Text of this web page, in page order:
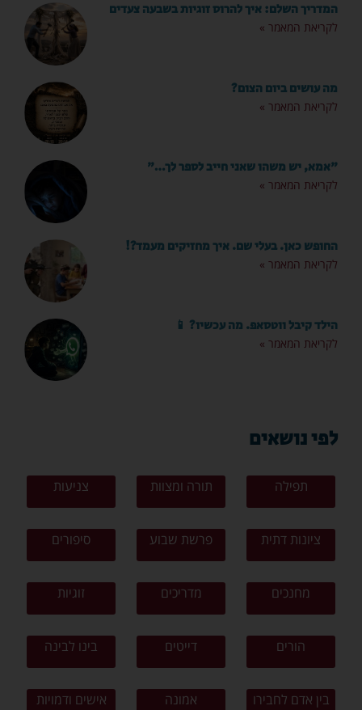
המדריך השלם: איך להרוס זוגיות בשבעה צעדים
לקריאת המאמר »
מה עושים ביום הצום?
לקריאת המאמר »
"אמא, יש משהו שאני חייב לספר לך…"
לקריאת המאמר »
החופש כאן. בעלי שם. איך מחזיקים מעמד?!
לקריאת המאמר »
הילד קיבל ווטסאפ. מה עכשיו? 📱
לקריאת המאמר »
לפי נושאים
תפילה תורה ומצוות צניעות
ציונות דתית פרשת שבוע סיפורים
מחנכים מדריכים זוגיות
הורים דייטים בינו לבינה
בין אדם לחבירו אמונה אישים ודמויות